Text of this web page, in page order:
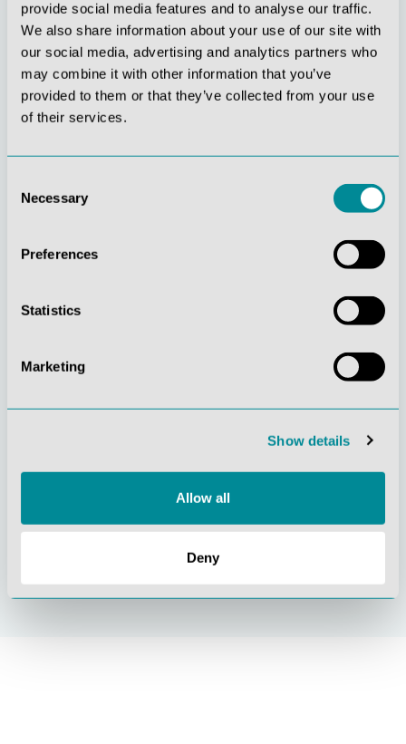
provide social media features and to analyse our traffic.
We also share information about your use of our site with
our social media, advertising and analytics partners who
may combine it with other information that you’ve
provided to them or that they’ve collected from your use
of their services.
Selection
Necessary
Preferences
Statistics
Marketing
Show details
Allow all
Deny
Innovationskraft
Verantwortung
Kundenorientierung
Verständnis für
Nachhaltiges
Zertifizierung ISO